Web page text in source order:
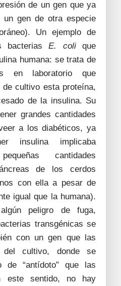
de un gen que ya
un gen de otra especie
Un ejemplo de
bacteriasE. colique
humana: se trata de
en laboratorio que
cultivo esta proteína,
de la insulina. Su
grandes cantidades
a los diabéticos, ya
insulina implicaba
cantidades
de los cerdos
con ella a pesar de
igual que la humana).
peligro de fuga,
transgénicas se
con un gen que las
cultivo, donde se
de “antídoto” que las
este sentido, no hay